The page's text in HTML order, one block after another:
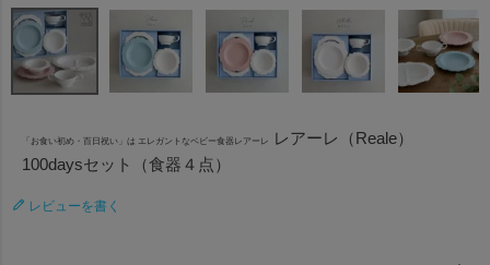
「お食い初め・百日祝い」は エレガントなベビー食器レアーレ
レアーレ（Reale）
100daysセット（食器４点）
レビューを書く